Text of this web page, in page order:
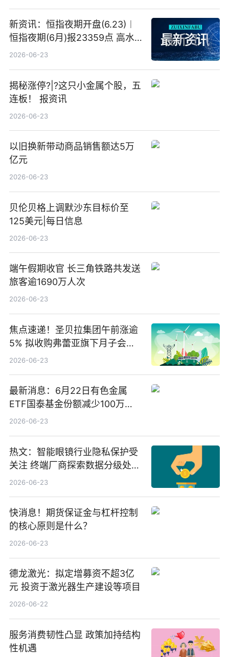
新资讯：恒指夜期开盘(6.23)︱
恒指夜期(6月)报23359点 高水
23点
2026-06-23
揭秘涨停?|?这只小金属个股，五
连板！ 报资讯
2026-06-23
以旧换新带动商品销售额达5万
亿元
2026-06-23
贝伦贝格上调默沙东目标价至
125美元|每日信息
2026-06-23
端午假期收官 长三角铁路共发送
旅客逾1690万人次
2026-06-23
焦点速递！圣贝拉集团午前涨逾
5% 拟收购弗蕾亚旗下月子会所
业务少数股权
2026-06-23
最新消息：6月22日有色金属
ETF国泰基金份额减少100万
份，重仓股紫金矿业、洛阳钼
2026-06-23
热文：智能眼镜行业隐私保护受
关注 终端厂商探索数据分级处理
等方案
2026-06-23
快消息！期货保证金与杠杆控制
的核心原则是什么？
2026-06-23
德龙激光：拟定增募资不超3亿
元 投资于激光器生产建设等项目
2026-06-22
服务消费韧性凸显 政策加持结构
性机遇